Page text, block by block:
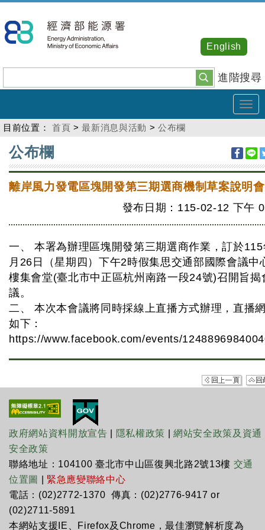
到
主
內
容
進階搜尋
English
目前位置： 首頁 >最新消息與活動 >公布欄
:::
公布欄
離岸風力發電區塊開發第三期選商機制草案說明
發布日期：115-02-12 下午
一、 本署為辦理區塊開發第三期選商作業，訂於
月26日（星期四）下午2時假集思交通部國際會議中
樓集會堂(臺北市中正區杭州南路一段24號)召開旨揭
議。
二、 本次本會議將同時採線上直播方式辦理，直播
如下：
https://www.facebook.com/events/
政府網站資料開放宣告 隱私權政策 |網站安全政策及資通
安全政策
聯絡地址：104100 臺北市中山區復興北路2號13樓 交通
位置圖
緊急應變聯絡中心
電話：(02)2772-1370 傳真：(02)2776-9417 or
(02)2711-5891
本網站支援IE、Firefox及Chrome，最佳瀏覽解析度為